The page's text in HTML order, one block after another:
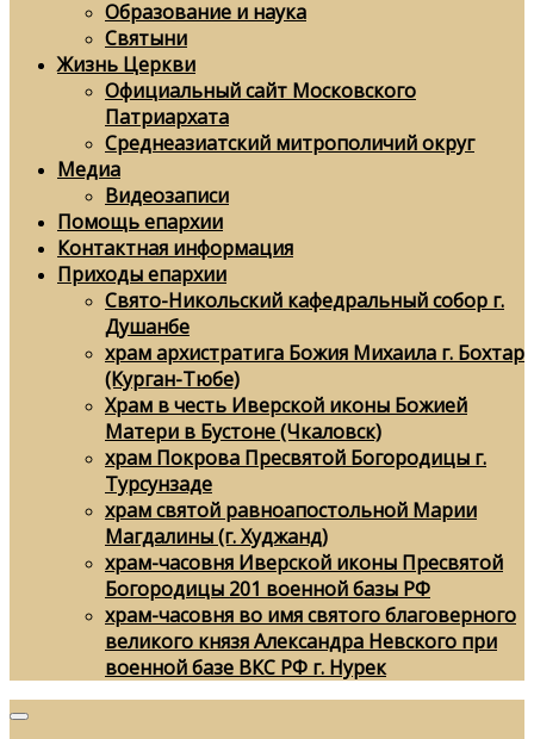
Образование и наука
Святыни
Жизнь Церкви
Официальный сайт Московского
Патриархата
Среднеазиатский митрополичий округ
Медиа
Видеозаписи
Помощь епархии
Контактная информация
Приходы епархии
Свято-Никольский кафедральный собор г.
Душанбе
храм архистратига Божия Михаила г. Бохтар
(Курган-Тюбе)
Храм в честь Иверской иконы Божией
Матери в Бустоне (Чкаловск)
храм Покрова Пресвятой Богородицы г.
Турсунзаде
храм святой равноапостольной Марии
Магдалины (г. Худжанд)
храм-часовня Иверской иконы Пресвятой
Богородицы 201 военной базы РФ
храм-часовня во имя святого благоверного
великого князя Александра Невского при
военной базе ВКС РФ г. Нурек